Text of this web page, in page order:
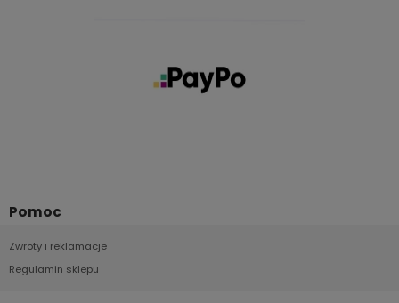
Pomoc
Zwroty i reklamacje
Regulamin sklepu